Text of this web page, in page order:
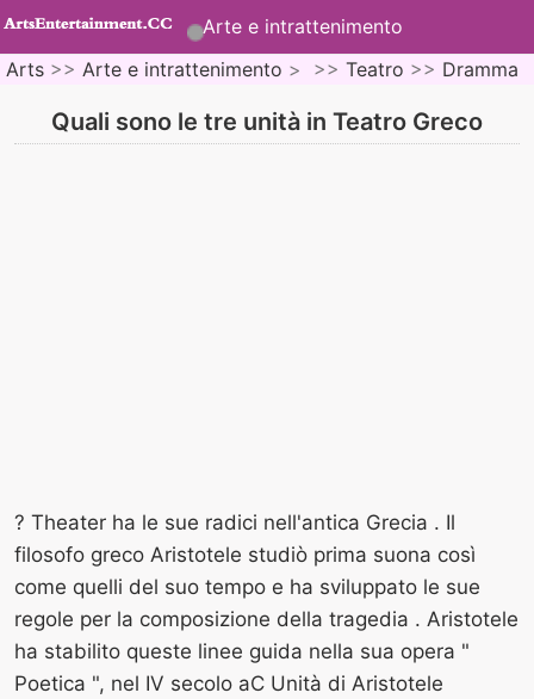
Arte e intrattenimento
Arts >> Arte e intrattenimento > >> Teatro >> Dramma
Quali sono le tre unità in Teatro Greco
? Theater ha le sue radici nell'antica Grecia . Il
filosofo greco Aristotele studiò prima suona così
come quelli del suo tempo e ha sviluppato le sue
regole per la composizione della tragedia . Aristotele
ha stabilito queste linee guida nella sua opera "
Poetica ", nel IV secolo aC Unità di Aristotele